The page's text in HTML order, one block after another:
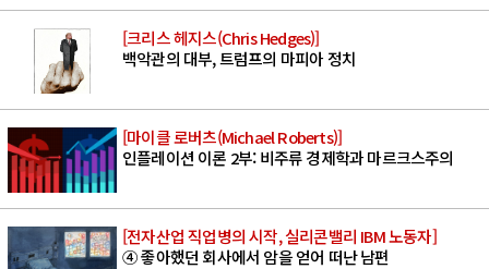
[크리스 헤지스(Chris Hedges)]
백악관의 대부, 트럼프의 마피아 정치
[마이클 로버츠(Michael Roberts)]
인플레이션 이론 2부: 비주류 경제학과 마르크스주의
[전자산업 직업병의 시작, 실리콘밸리 IBM 노동자]
④ 좋아했던 회사에서 암을 얻어 떠난 남편